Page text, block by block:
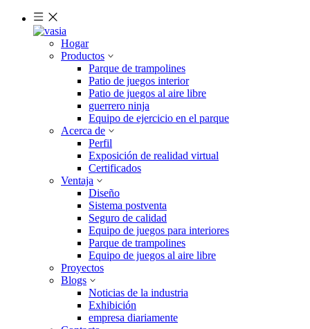
Hogar
Productos
Parque de trampolines
Patio de juegos interior
Patio de juegos al aire libre
guerrero ninja
Equipo de ejercicio en el parque
Acerca de
Perfil
Exposición de realidad virtual
Certificados
Ventaja
Diseño
Sistema postventa
Seguro de calidad
Equipo de juegos para interiores
Parque de trampolines
Equipo de juegos al aire libre
Proyectos
Blogs
Noticias de la industria
Exhibición
empresa diariamente